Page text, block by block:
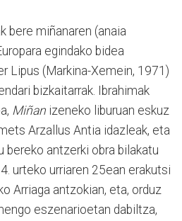
bere miñanaren (anaia
egindako bidea
Lipus (Markina-Xemein, 1971)
bizkaitarrak. Ibrahimak
Miñan izeneko liburuan eskuz
Arzallus Antia idazleak, eta
bereko antzerki obra bilakatu
urteko urriaren 25ean erakutsi
Arriaga antzokian, eta, orduz
eszenarioetan dabiltza,